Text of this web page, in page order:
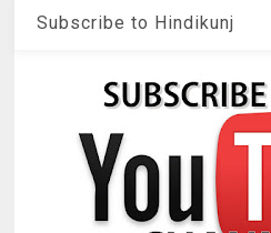
Subscribe to Hindikunj